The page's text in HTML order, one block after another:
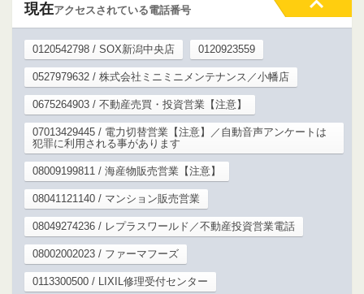
現在アクセスされている電話番号
0120542798 / SOX新潟中央店 0120923559
0527979632 / 株式会社ミニミニメンテナンス／小幡店
0675264903 / 不動産売買・投資営業【注意】
07013429445 / 電力切替営業【注意】／自動音声アンケートは
犯罪に利用される事があります
08009199811 / 海産物販売営業【注意】
08041121140 / マンション販売営業
08049274236 / レプラスワールド／不動産投資営業電話
08002002023 / ファーマフーズ
0113300500 / LIXIL修理受付センター